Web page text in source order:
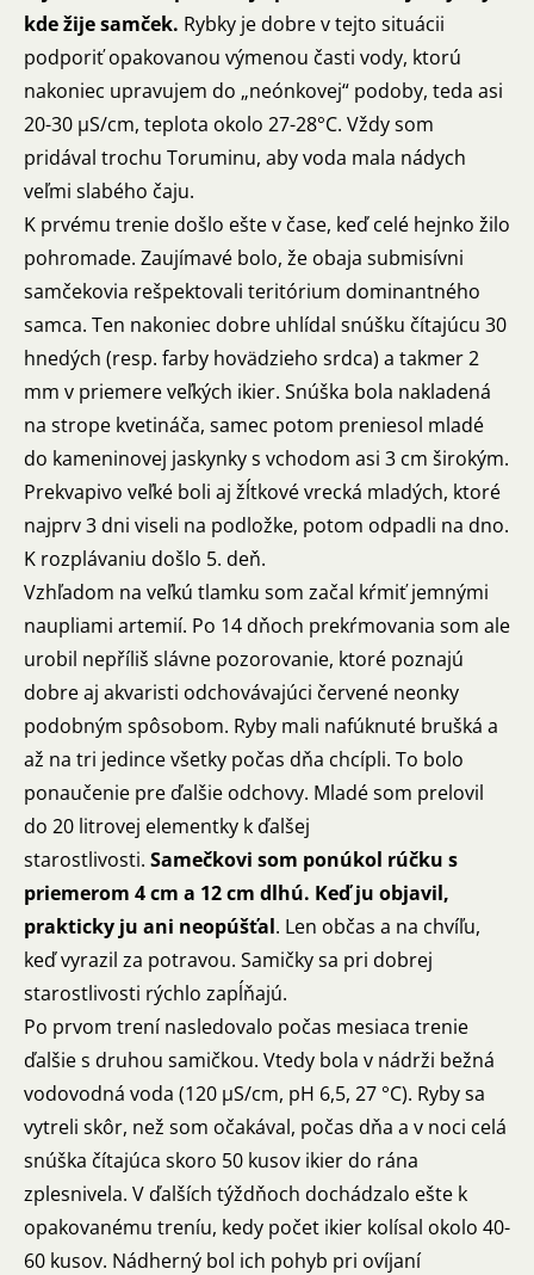
kde žije samček. Rybky je dobre v tejto situácii
podporiť opakovanou výmenou časti vody, ktorú
nakoniec upravujem do „neónkovej“ podoby, teda asi
20-30 µS/cm, teplota okolo 27-28°C. Vždy som
pridával trochu Toruminu, aby voda mala nádych
veľmi slabého čaju.
K prvému trenie došlo ešte v čase, keď celé hejnko žilo
pohromade. Zaujímavé bolo, že obaja submisívni
samčekovia rešpektovali teritórium dominantného
samca. Ten nakoniec dobre uhlídal snúšku čítajúcu 30
hnedých (resp. farby hovädzieho srdca) a takmer 2
mm v priemere veľkých ikier. Snúška bola nakladená
na strope kvetináča, samec potom preniesol mladé
do kameninovej jaskynky s vchodom asi 3 cm širokým.
Prekvapivo veľké boli aj žĺtkové vrecká mladých, ktoré
najprv 3 dni viseli na podložke, potom odpadli na dno.
K rozplávaniu došlo 5. deň.
Vzhľadom na veľkú tlamku som začal kŕmiť jemnými
naupliami artemií. Po 14 dňoch prekŕmovania som ale
urobil nepříliš slávne pozorovanie, ktoré poznajú
dobre aj akvaristi odchovávajúci červené neonky
podobným spôsobom. Ryby mali nafúknuté brušká a
až na tri jedince všetky počas dňa chcípli. To bolo
ponaučenie pre ďalšie odchovy. Mladé som prelovil
do 20 litrovej elementky k ďalšej
starostlivosti. Samečkovi som ponúkol rúčku s
priemerom 4 cm a 12 cm dlhú. Keď ju objavil,
prakticky ju ani neopúšťal. Len občas a na chvíľu,
keď vyrazil za potravou. Samičky sa pri dobrej
starostlivosti rýchlo zapĺňajú.
Po prvom trení nasledovalo počas mesiaca trenie
ďalšie s druhou samičkou. Vtedy bola v nádrži bežná
vodovodná voda (120 µS/cm, pH 6,5, 27 °C). Ryby sa
vytreli skôr, než som očakával, počas dňa a v noci celá
snúška čítajúca skoro 50 kusov ikier do rána
zplesnivela. V ďalších týždňoch dochádzalo ešte k
opakovanému treníu, kedy počet ikier kolísal okolo 40-
60 kusov. Nádherný bol ich pohyb pri ovíjaní